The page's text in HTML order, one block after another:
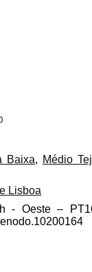
Baixa, Médio
Lisboa
Oeste –